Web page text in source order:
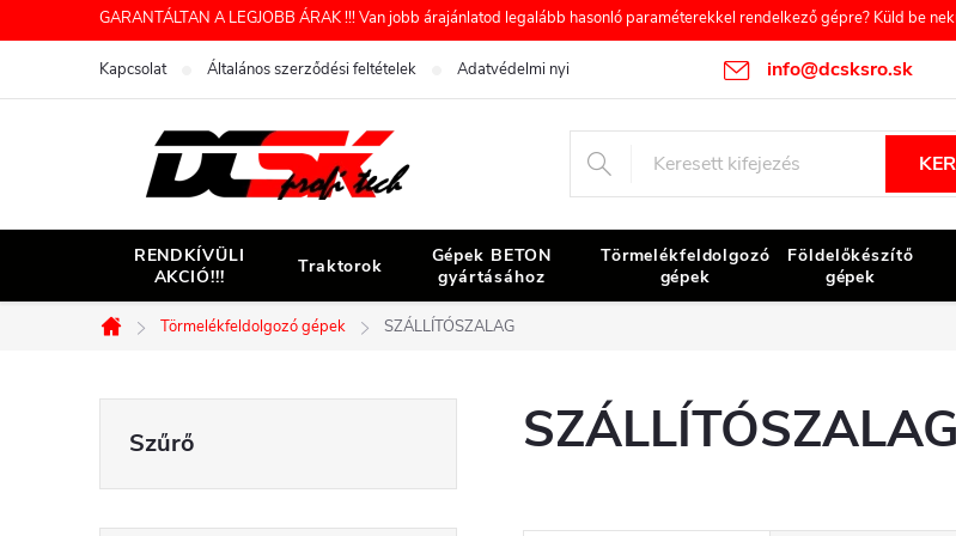
a
GARANTÁLTAN A LEGJOBB ÁRAK !!! Van jobb árajánlatod legalább hasonló paraméterekkel rendelkező gépre? Küld be
info@dcsksro.sk
Kapcsolat Általános szerződési feltételek Adatvédelmi nyilatkozat Reklamációs feltételek A
RENDKÍVÜLI
AKCIÓ!!!
Traktorok
Gépek BETON
gyártásához
Törmelékfeldolgozó
gépek
Földelőkészítő
gépek
Kezdőlap
Törmelékfeldolgozó gépek SZÁLLÍTÓSZALAG
O
l
SZÁLLÍTÓSZALAG